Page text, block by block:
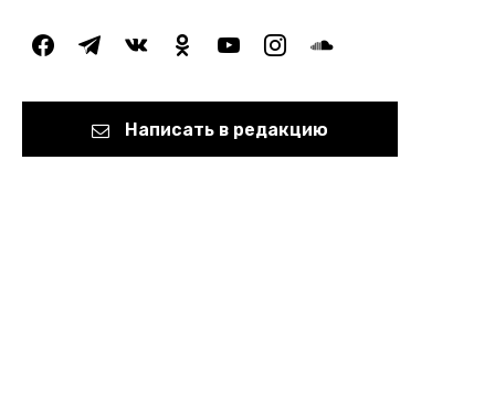
facebooktelegramvkontakteodnoklassniki
youtubeinstagramsoundcloud
Написать в редакцию